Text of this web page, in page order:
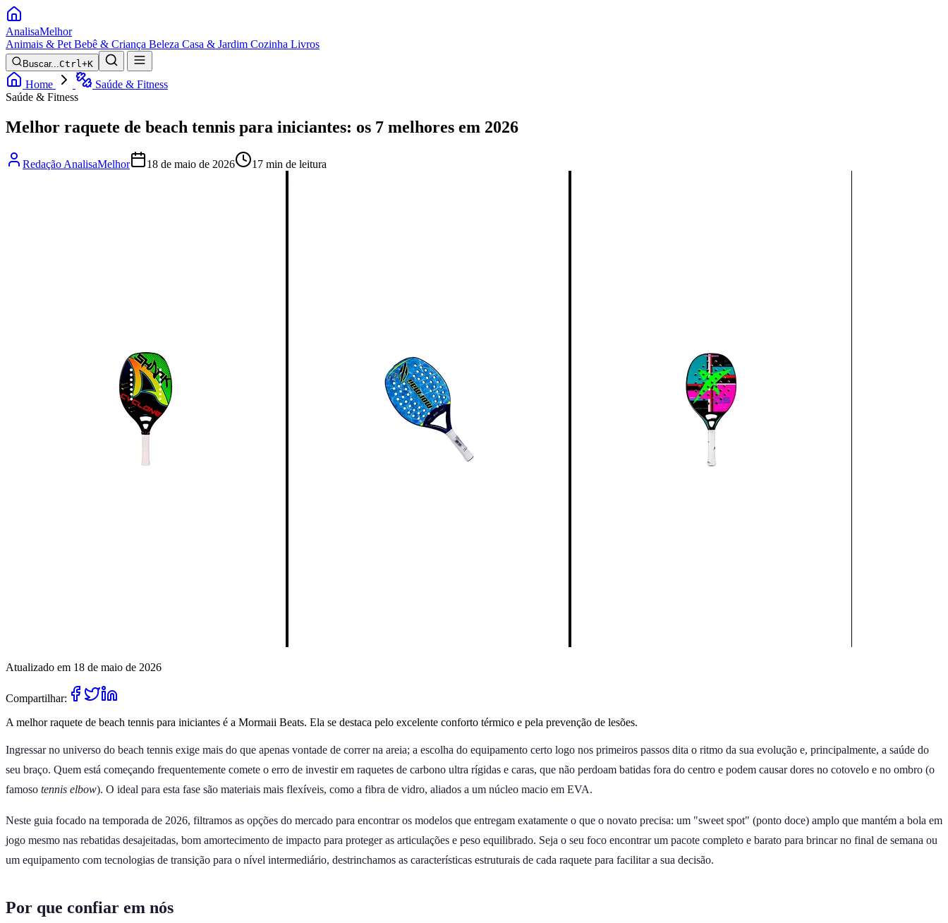
AnalisaMelhor
Animais & Pet Bebê & Criança Beleza Casa & Jardim Cozinha Livros
Buscar...Ctrl+K
Home
Saúde & Fitness
Saúde & Fitness
Melhor raquete de beach tennis para iniciantes: os 7 melhores em 2026
Redação AnalisaMelhor 18 de maio de 2026 17 min de leitura
Atualizado em 18 de maio de 2026
Compartilhar:
A melhor raquete de beach tennis para iniciantes é a Mormaii Beats. Ela se destaca pelo excelente conforto térmico e pela prevenção de lesões.
Ingressar no universo do beach tennis exige mais do que apenas vontade de correr na areia; a escolha do equipamento certo logo nos primeiros passos dita o ritmo da sua evolução e, principalmente, a saúde do
seu braço. Quem está começando frequentemente comete o erro de investir em raquetes de carbono ultra rígidas e caras, que não perdoam batidas fora do centro e podem causar dores no cotovelo e no ombro (o
famoso tennis elbow). O ideal para esta fase são materiais mais flexíveis, como a fibra de vidro, aliados a um núcleo macio em EVA.
Neste guia focado na temporada de 2026, filtramos as opções do mercado para encontrar os modelos que entregam exatamente o que o novato precisa: um "sweet spot" (ponto doce) amplo que mantém a bola em
jogo mesmo nas rebatidas desajeitadas, bom amortecimento de impacto para proteger as articulações e peso equilibrado. Seja o seu foco encontrar um pacote completo e barato para brincar no final de semana ou
um equipamento com tecnologias de transição para o nível intermediário, destrinchamos as características estruturais de cada raquete para facilitar a sua decisão.
Por que confiar em nós